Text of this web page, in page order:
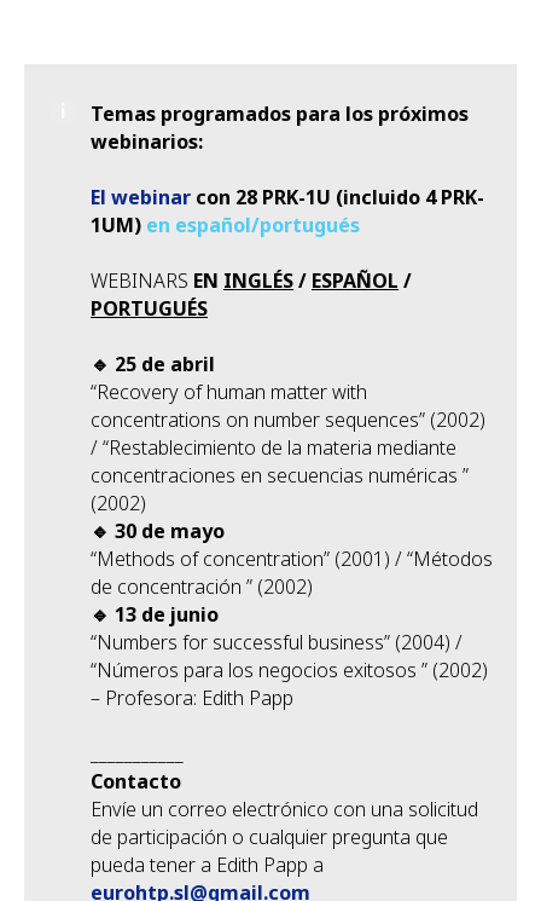
Temas programados para los próximos
webinarios:
El webinar con 28 PRK-1U (incluido 4 PRK-
1UM) en español/portugués
WEBINARS EN INGLÉS/ ESPAÑOL /
PORTUGUÉS
🔹 25 de abril
“Recovery of human matter with
concentrations on number sequences” (2002)
/ “Restablecimiento de la materia mediante
concentraciones en secuencias numéricas ”
(2002)
🔹 30 de mayo
“Methods of concentration” (2001) / “Métodos
de concentración ” (2002)
🔹 13 de junio
“Numbers for successful business” (2004) /
“Números para los negocios exitosos ” (2002)
– Profesora: Edith Papp
Contacto
Envíe un correo electrónico con una solicitud
de participación o cualquier pregunta que
pueda tener a Edith Papp a
eurohtp.sl@gmail.com